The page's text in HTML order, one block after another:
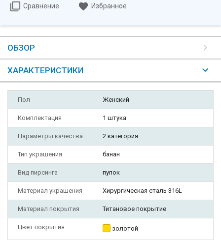
Сравнение Избранное
ОБЗОР
ХАРАКТЕРИСТИКИ
Пол Женский
Комплектация 1 штука
Параметры качества 2 категория
Тип украшения банан
Вид пирсинга пупок
Материал украшения Хирургическая сталь 316L
Материал покрытия Титановое покрытие
Цвет покрытия золотой